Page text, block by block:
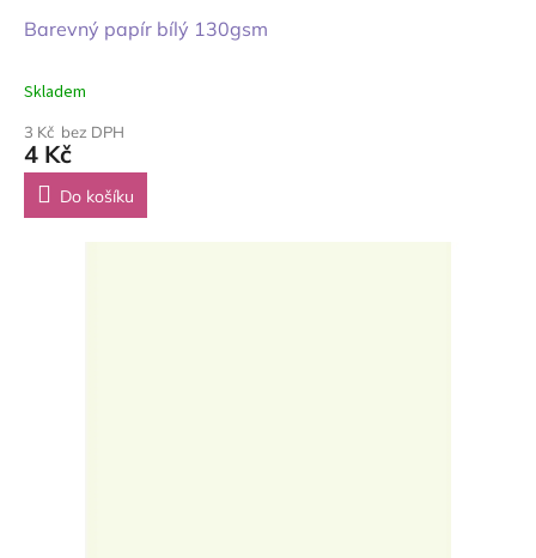
Barevný papír bílý 130gsm
Skladem
3 Kč bez DPH
4 Kč
Do košíku